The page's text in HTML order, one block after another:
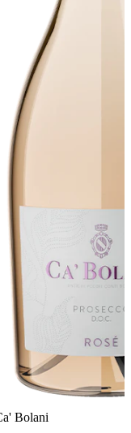
Bolani